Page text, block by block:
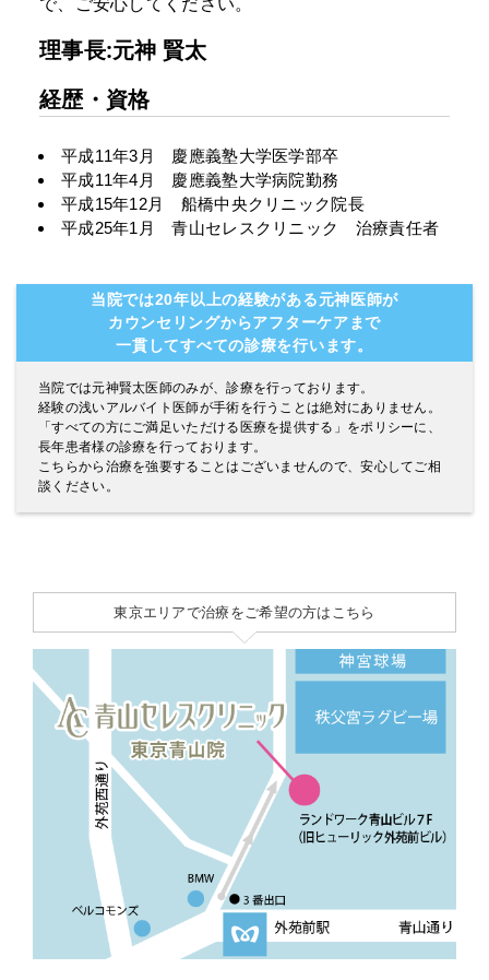
理事長:元神 賢太
経歴・資格
平成11年3月 慶應義塾大学医学部卒
平成11年4月 慶應義塾大学病院勤務
平成15年12月 船橋中央クリニック院長
平成25年1月 青山セレスクリニック 治療責任者
当院では20年以上の経験がある元神医師が
カウンセリングからアフターケアまで
一貫してすべての診療を行います。
当院では元神賢太医師のみが、診療を行っております。
経験の浅いアルバイト医師が手術を行うことは絶対にありません。
「すべての方にご満足いただける医療を提供する」をポリシーに、
長年患者様の診療を行っております。
こちらから治療を強要することはございませんので、安心してご相
談ください。
東京エリアで治療をご希望の方はこちら